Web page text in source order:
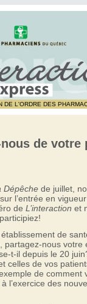
DE L'ORDRE DES
de votre
Dépêchede juillet,
l’entrée en
de L’interaction et
de
partagez-nous votre
t-il depuis le 20
celles de vos
de comment
l’exercice des